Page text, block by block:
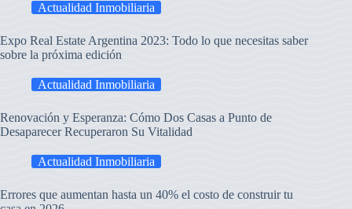
Actualidad Inmobiliaria
Expo Real Estate Argentina 2023: Todo lo que necesitas saber
sobre la próxima edición
Actualidad Inmobiliaria
Renovación y Esperanza: Cómo Dos Casas a Punto de
Desaparecer Recuperaron Su Vitalidad
Actualidad Inmobiliaria
Errores que aumentan hasta un 40% el costo de construir tu